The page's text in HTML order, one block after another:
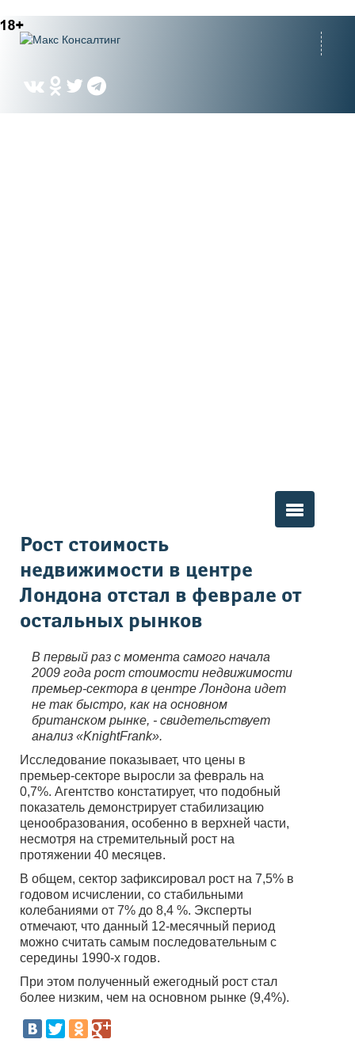
Вы здесь
Рост стоимость
недвижимости в центре
Лондона отстал в феврале от
остальных рынков
В первый раз с момента самого начала
2009 года рост стоимости недвижимости
премьер-сектора в центре Лондона идет
не так быстро, как на основном
британском рынке, - свидетельствует
анализ «KnightFrank».
Исследование показывает, что цены в
премьер-секторе выросли за февраль на
0,7%. Агентство констатирует, что подобный
показатель демонстрирует стабилизацию
ценообразования, особенно в верхней части,
несмотря на стремительный рост на
протяжении 40 месяцев.
В общем, сектор зафиксировал рост на 7,5% в
годовом исчислении, со стабильными
колебаниями от 7% до 8,4 %. Эксперты
отмечают, что данный 12-месячный период
можно считать самым последовательным с
середины 1990-х годов.
При этом полученный ежегодный рост стал
более низким, чем на основном рынке (9,4%).